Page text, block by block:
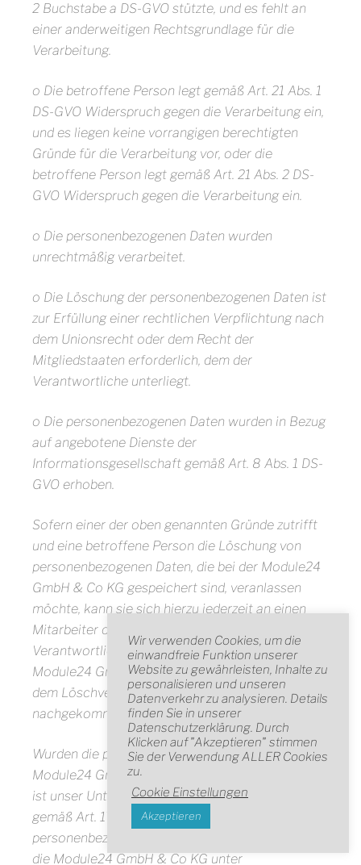
2 Buchstabe a DS-GVO stützte, und es fehlt an
einer anderweitigen Rechtsgrundlage für die
Verarbeitung.
o Die betroffene Person legt gemäß Art. 21 Abs. 1
DS-GVO Widerspruch gegen die Verarbeitung ein,
und es liegen keine vorrangigen berechtigten
Gründe für die Verarbeitung vor, oder die
betroffene Person legt gemäß Art. 21 Abs. 2 DS-
GVO Widerspruch gegen die Verarbeitung ein.
o Die personenbezogenen Daten wurden
unrechtmäßig verarbeitet.
o Die Löschung der personenbezogenen Daten ist
zur Erfüllung einer rechtlichen Verpflichtung nach
dem Unionsrecht oder dem Recht der
Mitgliedstaaten erforderlich, dem der
Verantwortliche unterliegt.
o Die personenbezogenen Daten wurden in Bezug
auf angebotene Dienste der
Informationsgesellschaft gemäß Art. 8 Abs. 1 DS-
GVO erhoben.
Sofern einer der oben genannten Gründe zutrifft
und eine betroffene Person die Löschung von
personenbezogenen Daten, die bei der Module24
GmbH & Co KG gespeichert sind, veranlassen
möchte, kann sie sich hierzu jederzeit an einen
Mitarbeiter des für die Verarbeitung
Verantwortlichen wenden. Der Mitarbeiter der
Module24 GmbH & Co KG wird veranlassen, dass
dem Löschverlangen unverzüglich
nachgekommen wird.
Wurden die personenbezogenen Daten von der
Module24 GmbH & Co KG öffentlich gemacht und
ist unser Unternehmen als Verantwortlicher
gemäß Art. 17 Abs. 1 DS-GVO zur Löschung der
personenbezogenen Daten verpflichtet, so trifft
die Module24 GmbH & Co KG unter
Wir verwenden Cookies, um die
einwandfreie Funktion unserer
Website zu gewährleisten, Inhalte zu
personalisieren und unseren
Datenverkehr zu analysieren. Details
finden Sie in unserer
Datenschutzerklärung. Durch
Klicken auf "Akzeptieren" stimmen
Sie der Verwendung ALLER Cookies
zu.
Cookie Einstellungen
Akzeptieren